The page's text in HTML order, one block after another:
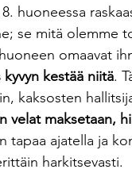
huoneessa
se mitä olemme
omaavat
kestää niitä.
kaksosten
velat maksetaan,
tapaa ajatella ja
harkitsevasti.